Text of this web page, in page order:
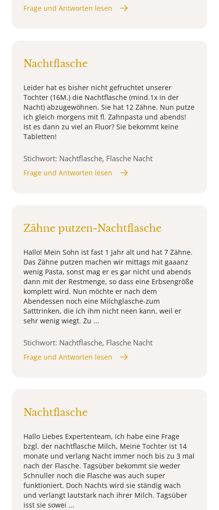
Frage und Antworten lesen
Nachtflasche
Leider hat es bisher nicht gefruchtet unserer
Tochter (16M.) die Nachtflasche (mind.1x in der
Nacht) abzugewöhnen. Sie hat 12 Zähne. Nun putze
ich gleich morgens mit fl. Zahnpasta und abends!
Ist es dann zu viel an Fluor? Sie bekommt keine
Tabletten!
Stichwort: Nachtflasche, Flasche Nacht
Frage und Antworten lesen
Zähne putzen-Nachtflasche
Hallo! Mein Sohn ist fast 1 Jahr alt und hat 7 Zähne.
Das Zähne putzen machen wir mittags mit gaaanz
wenig Pasta, sonst mag er es gar nicht und abends
dann mit der Restmenge, so dass eine Erbsengröße
komplett wird. Nun möchte er nach dem
Abendessen noch eine Milchglasche-zum
Satttrinken, die ich ihm nicht neen kann, weil er
sehr wenig wiegt. Zu ...
Stichwort: Nachtflasche, Flasche Nacht
Frage und Antworten lesen
Nachtflasche
Hallo Liebes Expertenteam, ich habe eine Frage
bzgl. der nachtflasche Milch, Meine Tochter ist 14
monate und verlang Nacht immer noch bis zu 3 mal
nach der Flasche. Tagsüber bekommt sie weder
Schnuller noch die Flasche was auch super
funktioniert. Doch Nachts wird sie ständig wach
und verlangt lautstark nach ihrer Milch. Tagsüber
isst sie sowei ...